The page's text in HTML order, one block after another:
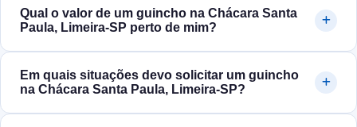
Qual o valor de um guincho na Chácara Santa
Paula, Limeira‑SP perto de mim?
Em quais situações devo solicitar um guincho
na Chácara Santa Paula, Limeira‑SP?